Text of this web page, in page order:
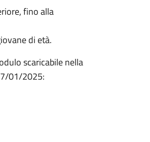
fino alla
di età.
scaricabile nella
01/2025: